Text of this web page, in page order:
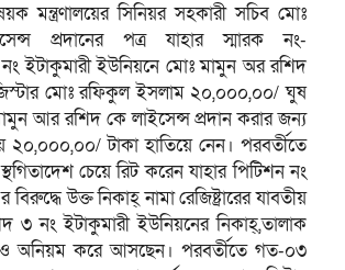
সিনিয়র সহকারী সচিব মোঃ
প্রদানের পত্র যাহার স্মারক নং-
ইটাকুমারী ইউনিয়নে মোঃ মামুন অর রশিদ
মোঃ রফিকুল ইসলাম ২০,০০০,০০/ ঘুষ
আর রশিদ কে লাইসেন্স প্রদান করার জন্য
টাকা হাতিয়ে নেন। পরবর্তীতে
চেয়ে রিট করেন যাহার পিটিশন নং
উক্ত নিকাহ্ নামা রেজিষ্ট্রারের যাবতীয়
নং ইটাকুমারী ইউনিয়নের নিকাহ্,তালাক
ও অনিয়ম করে আসছেন। পরবর্তীতে গত-০৩